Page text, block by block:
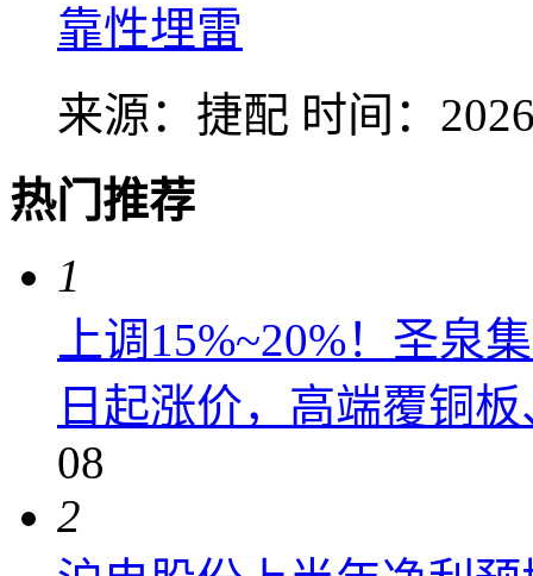
靠性埋雷
来源：捷配 时间：
热门推荐
1
上调15%~20%！圣泉
日起涨价，高端覆铜
08
2